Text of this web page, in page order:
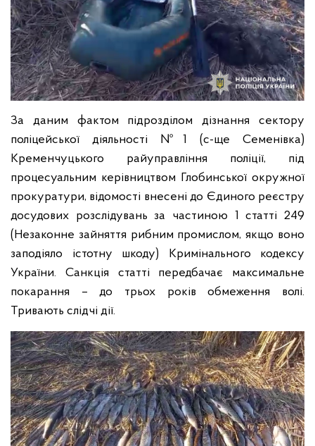
За даним фактом підрозділом дізнання сектору
поліцейської діяльності №1 (с-ще Семенівка)
Кременчуцького райуправління поліції, під
процесуальним керівництвом Глобинської окружної
прокуратури, відомості внесені до Єдиного реєстру
досудових розслідувань за частиною 1 статті 249
(Незаконне зайняття рибним промислом, якщо воно
заподіяло істотну шкоду) Кримінального кодексу
України. Санкція статті передбачає максимальне
покарання – до трьох років обмеження волі.
Тривають слідчі дії.